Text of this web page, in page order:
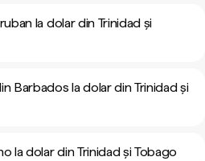
la dolar din Trinidad și
Barbados la dolar din Trinidad și
la dolar din Trinidad și Tobago